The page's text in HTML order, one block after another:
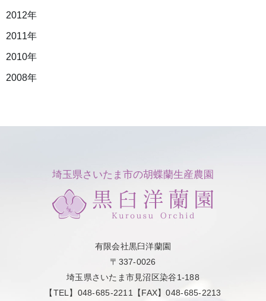
2012年
2011年
2010年
2008年
埼玉県さいたま市の胡蝶蘭生産農園
有限会社黒臼洋蘭園
〒337-0026
埼玉県さいたま市見沼区染谷1-188
【TEL】048-685-2211【FAX】048-685-2213